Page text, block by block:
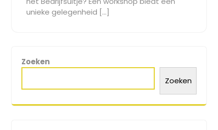
unieke gelegenheid […]
Zoeken
Zoeken